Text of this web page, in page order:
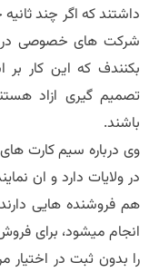
داشتند که اگر چند
شرکت های خصوصی در
بکنندف که این کار
تصمیم گیری ازاد
باشند.
وی درباره سیم کارت
در ولایات دارد و ان
هم فروشنده هایی
انجام میشود، برای
را بدون ثبت در اختیار